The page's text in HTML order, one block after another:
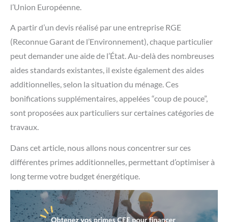
l’Union Européenne.
A partir d’un devis réalisé par une entreprise RGE
(Reconnue Garant de l’Environnement), chaque particulier
peut demander une aide de l’État. Au-delà des nombreuses
aides standards existantes, il existe également des aides
additionnelles, selon la situation du ménage. Ces
bonifications supplémentaires, appelées “coup de pouce”,
sont proposées aux particuliers sur certaines catégories de
travaux.
Dans cet article, nous allons nous concentrer sur ces
différentes primes additionnelles, permettant d’optimiser à
long terme votre budget énergétique.